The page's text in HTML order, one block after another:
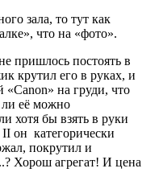
зала, то тут как
что на «фото».
пришлось постоять в
крутил его в руках, и
«Canon» на груди, что
ли её можно
хотя бы взять в руки
он категорически
покрутил и
Хорош агрегат! И цена